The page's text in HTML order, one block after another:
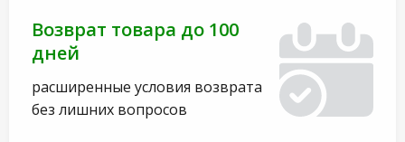
Возврат товара до 100
дней
расширенные условия возврата
без лишних вопросов